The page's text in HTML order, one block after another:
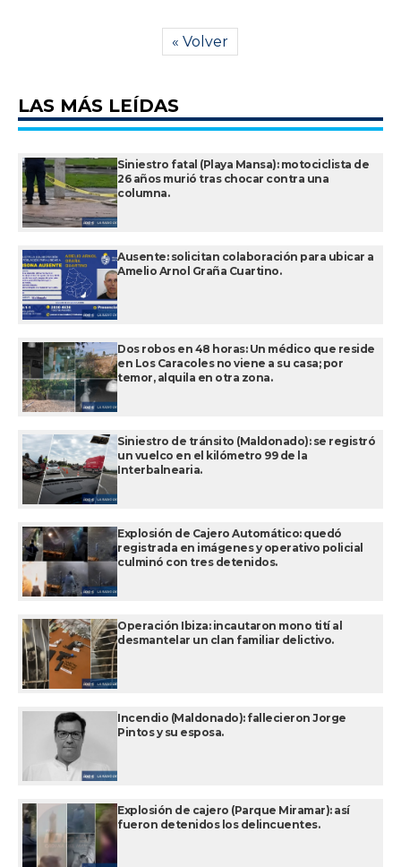
« Volver
LAS MÁS LEÍDAS
Siniestro fatal (Playa Mansa): motociclista de
26 años murió tras chocar contra una
columna.
Ausente: solicitan colaboración para ubicar a
Amelio Arnol Graña Cuartino.
Dos robos en 48 horas: Un médico que reside
en Los Caracoles no viene a su casa; por
temor, alquila en otra zona.
Siniestro de tránsito (Maldonado): se registró
un vuelco en el kilómetro 99 de la
Interbalnearia.
Explosión de Cajero Automático: quedó
registrada en imágenes y operativo policial
culminó con tres detenidos.
Operación Ibiza: incautaron mono tití al
desmantelar un clan familiar delictivo.
Incendio (Maldonado): fallecieron Jorge
Pintos y su esposa.
Explosión de cajero (Parque Miramar): así
fueron detenidos los delincuentes.